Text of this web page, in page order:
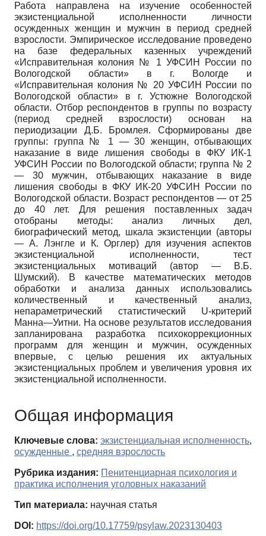
Работа направлена на изучение особенностей
экзистенциальной исполненности личности
осужденных женщин и мужчин в период средней
взрослости. Эмпирическое исследование проведено
на базе федеральных казенных учреждений
«Исправительная колония № 1 УФСИН России по
Вологодской области» в г. Вологде и
«Исправительная колония № 20 УФСИН России по
Вологодской области» в г. Устюжне Вологодской
области. Отбор респондентов в группы по возрасту
(период средней взрослости) основан на
периодизации Д.Б. Бромлея. Сформированы две
группы: группа № 1 — 30 женщин, отбывающих
наказание в виде лишения свободы в ФКУ ИК-1
УФСИН России по Вологодской области; группа № 2
— 30 мужчин, отбывающих наказание в виде
лишения свободы в ФКУ ИК-20 УФСИН России по
Вологодской области. Возраст респондентов — от 25
до 40 лет. Для решения поставленных задач
отобраны методы: анализ личных дел,
биографический метод, шкала экзистенции (авторы
— А. Лэнгле и К. Орглер) для изучения аспектов
экзистенциальной исполненности, тест
экзистенциальных мотиваций (автор — В.Б.
Шумский). В качестве математических методов
обработки и анализа данных использовались
количественный и качественный анализ,
непараметрический статистический U-критерий
Манна—Уитни. На основе результатов исследования
запланирована разработка психокоррекционных
программ для женщин и мужчин, осужденных
впервые, с целью решения их актуальных
экзистенциальных проблем и увеличения уровня их
экзистенциальной исполненности.
Общая информация
Ключевые слова: экзистенциальная исполненность,
осужденные , средняя взрослость
Рубрика издания: Пенитенциарная психология и
практика исполнения уголовных наказаний
Тип материала: научная статья
DOI: https://doi.org/10.17759/psylaw.2023130403